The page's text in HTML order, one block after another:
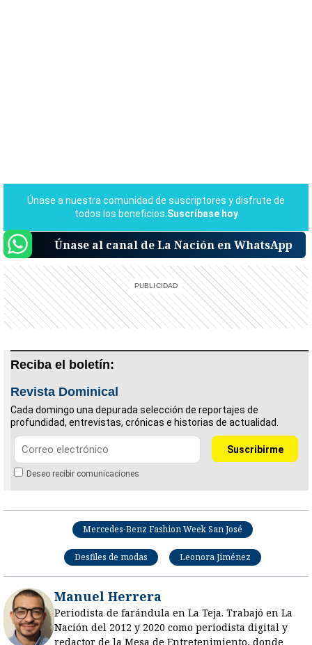
Únase al canal de La Nación en WhatsApp
Reciba el boletín:
Revista Dominical
Cada domingo una depurada selección de reportajes de
profundidad, entrevistas, crónicas e historias de actualidad.
Deseo recibir comunicaciones
Mercedes-Benz Fashion Week San José
Desfiles de modas Leonora Jiménez
Manuel Herrera
Periodista de farándula en La Teja. Trabajó en La
Nación del 2012 y 2020 como periodista digital y
redactor de la Mesa de Entretenimiento, donde